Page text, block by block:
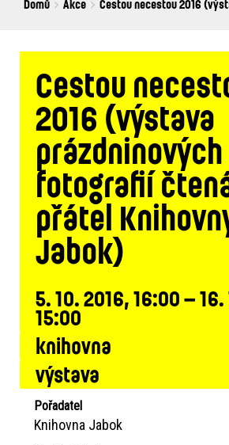
Breadcrumbs
You
Domů Akce Cestou necestou 2016
Cestou
2016 (výstava
prázdninových
fotografií
přátel
Jabok)
5. 10. 2016, 16:00 – 16.
15:00
knihovna
výstava
Pořadatel
Knihovna Jabok